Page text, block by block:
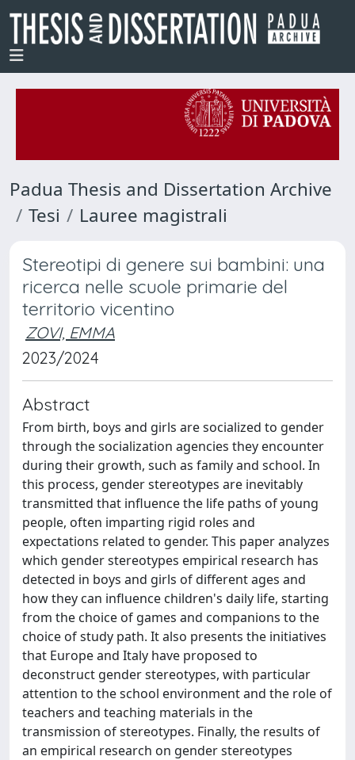
Padua Thesis and Dissertation Archive
Tesi
Lauree magistrali
Stereotipi di genere sui bambini: una
ricerca nelle scuole primarie del
territorio vicentino
ZOVI, EMMA
2023/2024
Abstract
From birth, boys and girls are socialized to gender
through the socialization agencies they encounter
during their growth, such as family and school. In
this process, gender stereotypes are inevitably
transmitted that influence the life paths of young
people, often imparting rigid roles and
expectations related to gender. This paper analyzes
which gender stereotypes empirical research has
detected in boys and girls of different ages and
how they can influence children's daily life, starting
from the choice of games and companions to the
choice of study path. It also presents the initiatives
that Europe and Italy have proposed to
deconstruct gender stereotypes, with particular
attention to the school environment and the role of
teachers and teaching materials in the
transmission of stereotypes. Finally, the results of
an empirical research on gender stereotypes